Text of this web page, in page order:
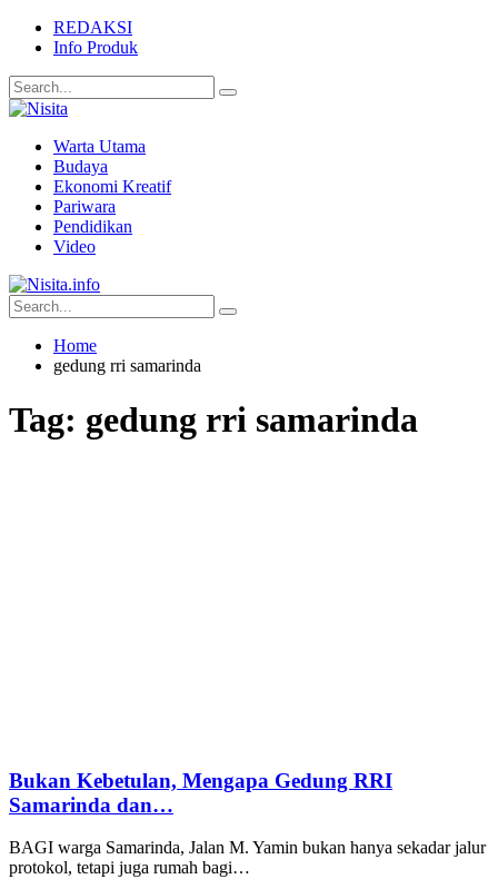
REDAKSI
Info Produk
Warta Utama
Budaya
Ekonomi Kreatif
Pariwara
Pendidikan
Video
Home
gedung rri samarinda
Tag: gedung rri samarinda
Bukan Kebetulan, Mengapa Gedung RRI
Samarinda dan…
BAGI warga Samarinda, Jalan M. Yamin bukan hanya sekadar jalur
protokol, tetapi juga rumah bagi…